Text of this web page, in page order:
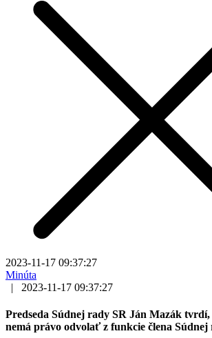
2023-11-17 09:37:27
Minúta
|
2023-11-17 09:37:27
Predseda Súdnej rady SR Ján Mazák
nemá právo odvolať z funkcie člena Súdnej